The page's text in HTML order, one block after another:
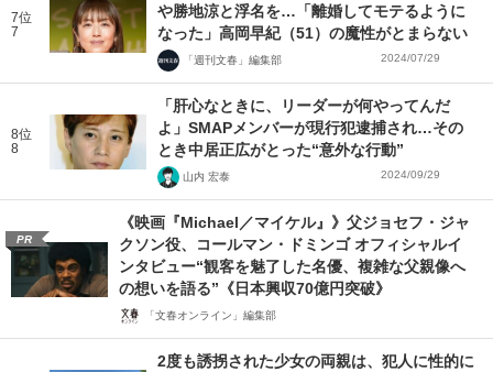
7位
7
や勝地涼と浮名を…「離婚してモテるように
なった」高岡早紀（51）の魔性がとまらない
「週刊文春」編集部 2024/07/29
8位
8
「肝心なときに、リーダーが何やってんだ
よ」SMAPメンバーが現行犯逮捕され…その
とき中居正広がとった“意外な行動”
山内 宏泰 2024/09/29
PR
《映画『Michael／マイケル』》父ジョセフ・ジャ
クソン役、コールマン・ドミンゴ オフィシャルイ
ンタビュー“観客を魅了した名優、複雑な父親像へ
の想いを語る”《日本興収70億円突破》
「文春オンライン」編集部
2度も誘拐された少女の両親は、犯人に性的に